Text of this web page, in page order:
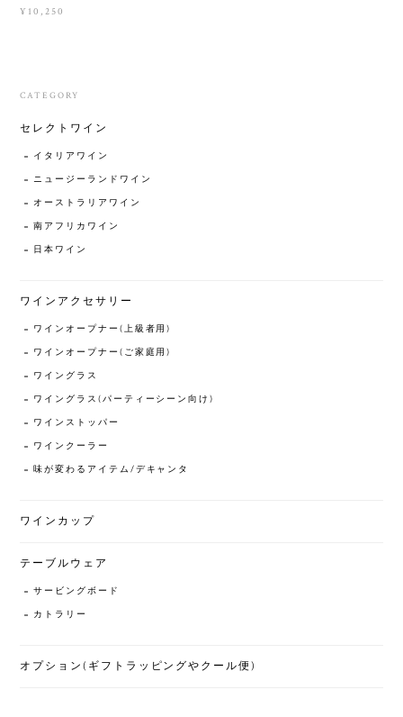
¥10,250
CATEGORY
セレクトワイン
イタリアワイン
ニュージーランドワイン
オーストラリアワイン
南アフリカワイン
日本ワイン
ワインアクセサリー
ワインオープナー(上級者用)
ワインオープナー(ご家庭用)
ワイングラス
ワイングラス(パーティーシーン向け)
ワインストッパー
ワインクーラー
味が変わるアイテム/デキャンタ
ワインカップ
テーブルウェア
サービングボード
カトラリー
オプション(ギフトラッピングやクール便)